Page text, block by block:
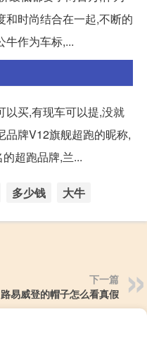
和时尚结合在一起,不断的
牛作为车标,...
以买,有现车可以提,没就
品牌V12旗舰超跑的昵称,
超跑品牌,兰...
多少钱 大牛
下一篇
路易威登的帽子怎么看真假